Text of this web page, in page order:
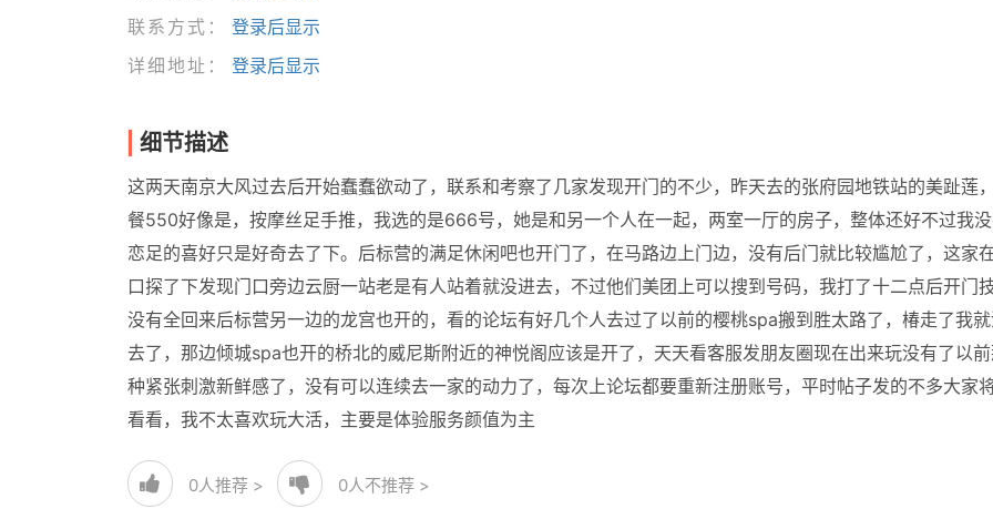
联系方式：
登录后显示
详细地址：
登录后显示
细节描述
这两天南京大风过去后开始蠢蠢欲动了，联系和考察了几家发现开门的不少，昨天去的张府园地铁站的美趾莲
餐550好像是，按摩丝足手推，我选的是666号，她是和另一个人在一起，两室一厅的房子，整体还好不过我
恋足的喜好只是好奇去了下。后标营的满足休闲吧也开门了，在马路边上门边，没有后门就比较尴尬了，这家
口探了下发现门口旁边云厨一站老是有人站着就没进去，不过他们美团上可以搜到号码，我打了十二点后开门
没有全回来后标营另一边的龙宫也开的，看的论坛有好几个人去过了以前的樱桃spa搬到胜太路了，椿走了我
去了，那边倾城spa也开的桥北的威尼斯附近的神悦阁应该是开了，天天看客服发朋友圈现在出来玩没有了以
种紧张刺激新鲜感了，没有可以连续去一家的动力了，每次上论坛都要重新注册账号，平时帖子发的不多大家
看看，我不太喜欢玩大活，主要是体验服务颜值为主
0人推荐 > 0人不推荐 >